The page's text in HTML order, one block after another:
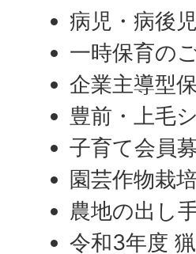
病児・病後
一時保育の
企業主導型
豊前・上毛
子育て会員
園芸作物栽
農地の出し
令和3年度